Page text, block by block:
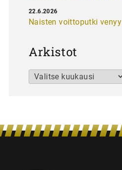
Naisten voittoputki venyy
22.6.2026
Arkistot
Arkistot